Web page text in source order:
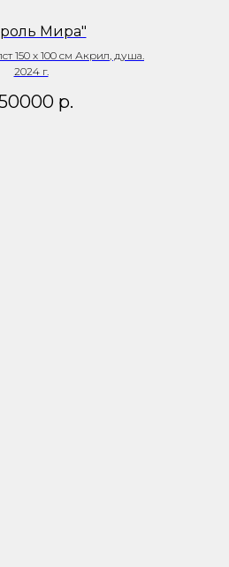
Мира"
150 х 100 см Акрил, душа.
2024 г.
р.